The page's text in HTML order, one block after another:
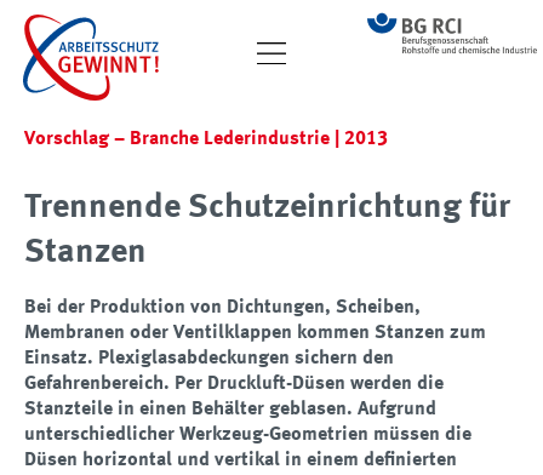
Vorschlag – Branche Lederindustrie | 2013
Trennende Schutzeinrichtung für
Stanzen
Bei der Produktion von Dichtungen, Scheiben,
Membranen oder Ventilklappen kommen Stanzen zum
Einsatz. Plexiglasabdeckungen sichern den
Gefahrenbereich. Per Druckluft-Düsen werden die
Stanzteile in einen Behälter geblasen. Aufgrund
unterschiedlicher Werkzeug-Geometrien müssen die
Düsen horizontal und vertikal in einem definierten